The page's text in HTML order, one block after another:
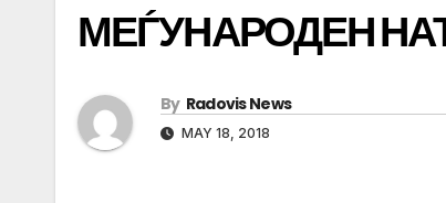
МЕЃУНАРОДЕН
By Radovis News
MAY 18, 2018